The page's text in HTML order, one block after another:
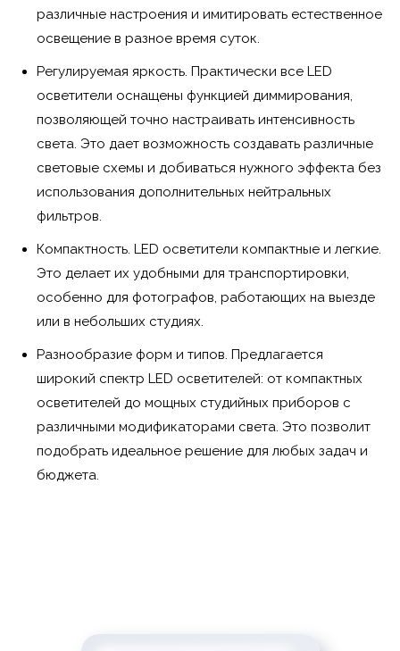
различные настроения и имитировать естественное
освещение в разное время суток.
Регулируемая яркость. Практически все LED
осветители оснащены функцией диммирования,
позволяющей точно настраивать интенсивность
света. Это дает возможность создавать различные
световые схемы и добиваться нужного эффекта без
использования дополнительных нейтральных
фильтров.
Компактность. LED осветители компактные и легкие.
Это делает их удобными для транспортировки,
особенно для фотографов, работающих на выезде
или в небольших студиях.
Разнообразие форм и типов. Предлагается
широкий спектр LED осветителей: от компактных
осветителей до мощных студийных приборов с
различными модификаторами света. Это позволит
подобрать идеальное решение для любых задач и
бюджета.